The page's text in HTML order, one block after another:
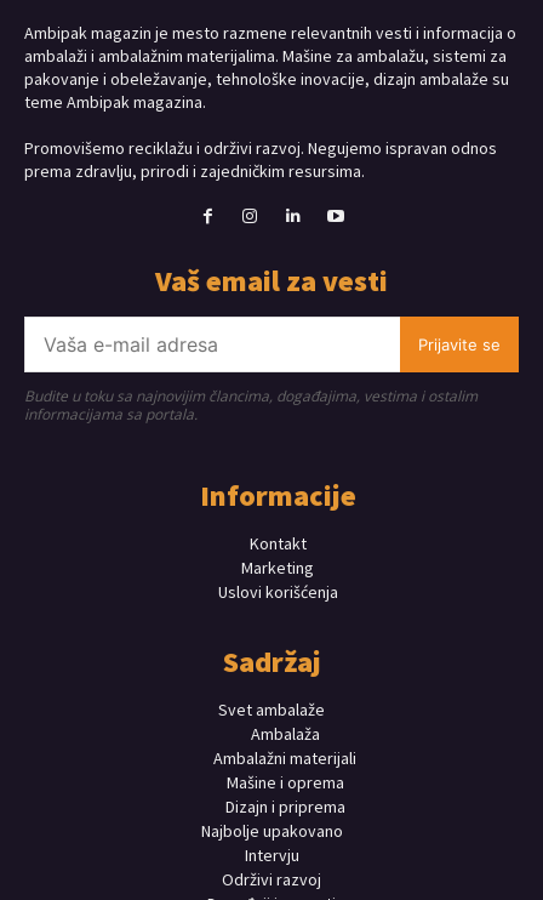
Ambipak magazin je mesto razmene relevantnih vesti i informacija o
ambalaži i ambalažnim materijalima. Mašine za ambalažu, sistemi za
pakovanje i obeležavanje, tehnološke inovacije, dizajn ambalaže su
teme Ambipak magazina.
Promovišemo reciklažu i održivi razvoj. Negujemo ispravan odnos
prema zdravlju, prirodi i zajedničkim resursima.
Vaš email za vesti
Prijavite se
Budite u toku sa najnovijim člancima, događajima, vestima i ostalim
informacijama sa portala.
Informacije
Kontakt
Marketing
Uslovi korišćenja
Sadržaj
Svet ambalaže
Ambalaža
Ambalažni materijali
Mašine i oprema
Dizajn i priprema
Najbolje upakovano
Intervju
Održivi razvoj